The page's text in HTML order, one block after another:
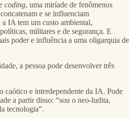
coding, uma miríade de fenômenos
e se influenciam
IA tem um custo ambiental,
militares e de segurança. E
poder e influência a uma oligarquia de
a pessoa pode desenvolver três
caótico e interdependente da IA. Pode
a partir disso: “sou o neo-ludita,
tecnologia”.